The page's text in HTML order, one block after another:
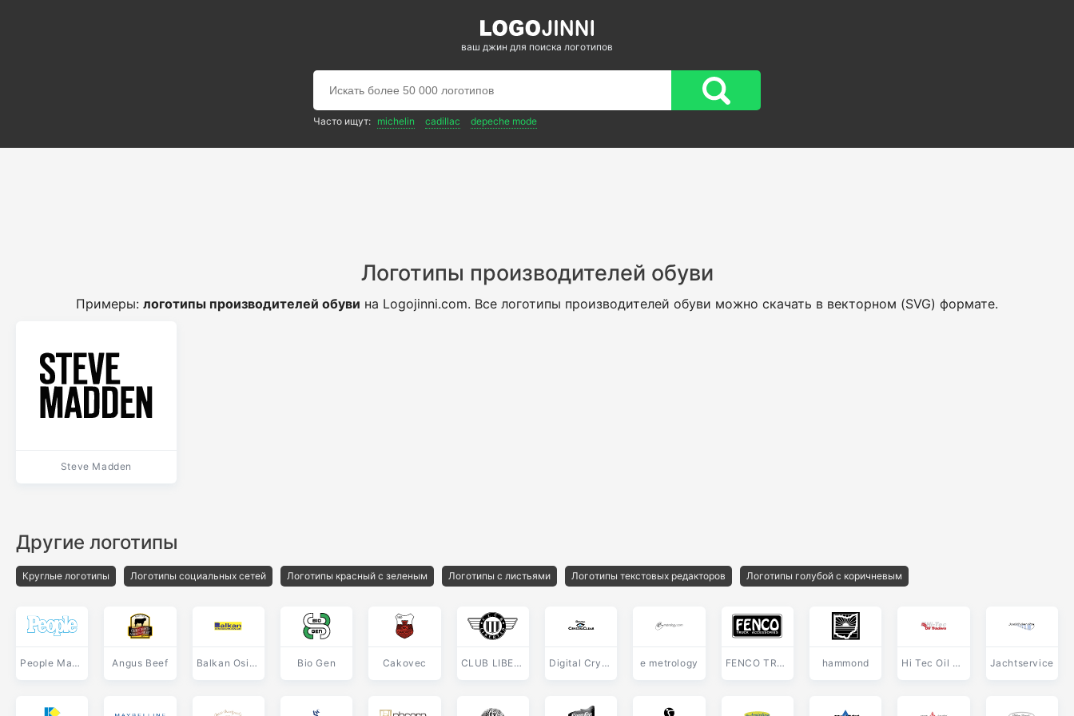
ваш джин для поиска логотипов
Часто ищут: michelin cadillac depeche mode
Логотипы производителей обуви
Примеры: логотипы производителей обуви на Logojinni.com. Все логотипы производителей обуви можно скачать в векторном (SVG) формате.
Steve Madden
Другие логотипы
Круглые логотипы Логотипы социальных сетей Логотипы красный с зеленым Логотипы с листьями Логотипы текстовых редакторов Логотипы голубой с коричневым
People Magazine Angus Beef Balkan Osiguranje Bio Gen Cakovec CLUB LIBERTAD Digital CrystalClear e metrology FENCO TRUCK ACCESSORIES hammond Hi Tec Oil Traders Jachtservice